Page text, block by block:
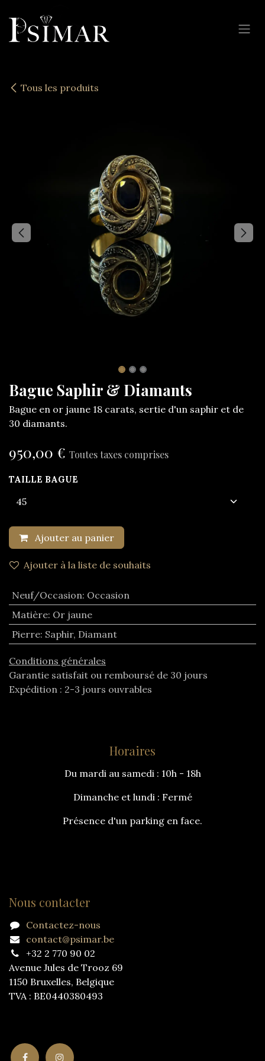
Tous les produits
Bague Saphir & Diamants
Bague en or jaune 18 carats, sertie d'un saphir et de
30 diamants.
950,00 € Toutes taxes comprises
TAILLE BAGUE
Ajouter au panier
Ajouter à la liste de souhaits
Neuf/Occasion: Occasion
Matière: Or jaune
Pierre: Saphir, Diamant
Conditions générales
Garantie satisfait ou remboursé de 30 jours
Expédition : 2-3 jours ouvrables
Horaires
Du mardi au samedi : 10h - 18h
Dimanche et lundi : Fermé
Présence d'un parking en face.
Nous contacter
Contactez-nous
contact@psimar.be
+32 2 770 90 02
Avenue Jules de Trooz 69
1150 Bruxelles, Belgique
TVA : BE0440380493